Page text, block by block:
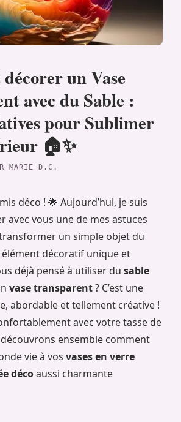
un Vase
avec du Sable :
pour Sublimer
🏠✨
MARIE D.C.
déco ! 🌟 Aujourd’hui, je suis
avec vous une de mes astuces
un simple objet du
décoratif unique et
déjà pensé à utiliser du sable
vase transparent? C’est une
abordable et tellement créative !
avec votre tasse de
ensemble comment
vie à vos vases en verre
décoaussi charmante